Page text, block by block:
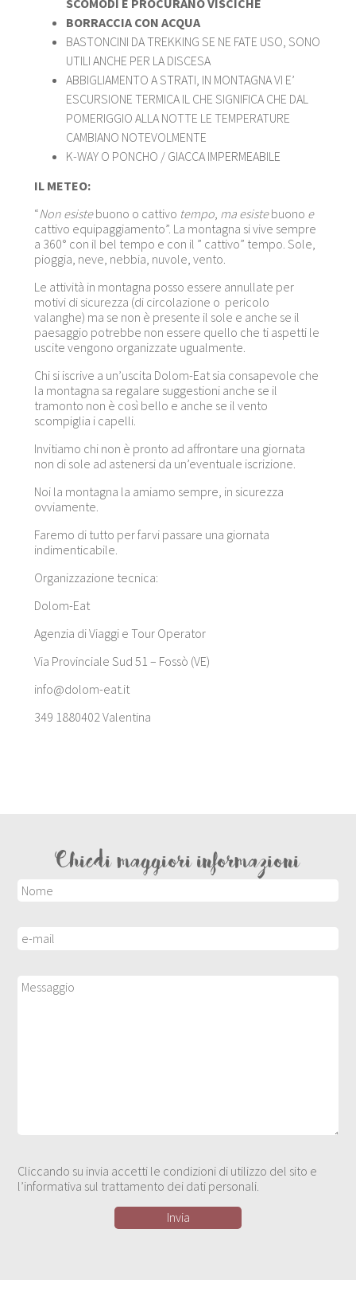
BORRACCIA CON ACQUA
BASTONCINI DA TREKKING SE NE FATE USO, SONO
UTILI ANCHE PER LA DISCESA
ABBIGLIAMENTO A STRATI, IN MONTAGNA VI E’
ESCURSIONE TERMICA IL CHE SIGNIFICA CHE DAL
POMERIGGIO ALLA NOTTE LE TEMPERATURE
CAMBIANO NOTEVOLMENTE
K-WAY O PONCHO / GIACCA IMPERMEABILE
IL METEO:
“Non esistebuono o cattivo tempo, ma esistebuono e
cattivo equipaggiamento”. La montagna si vive sempre
a 360° con il bel tempo e con il ” cattivo” tempo. Sole,
pioggia, neve, nebbia, nuvole, vento.
Le attività in montagna posso essere annullate per
motivi di sicurezza (di circolazione o pericolo
valanghe) ma se non è presente il sole e anche se il
paesaggio potrebbe non essere quello che ti aspetti le
uscite vengono organizzate ugualmente.
Chi si iscrive a un’uscita Dolom-Eat sia consapevole che
la montagna sa regalare suggestioni anche se il
tramonto non è così bello e anche se il vento
scompiglia i capelli.
Invitiamo chi non è pronto ad affrontare una giornata
non di sole ad astenersi da un’eventuale iscrizione.
Noi la montagna la amiamo sempre, in sicurezza
ovviamente.
Faremo di tutto per farvi passare una giornata
indimenticabile.
Organizzazione tecnica:
Dolom-Eat
Agenzia di Viaggi e Tour Operator
Via Provinciale Sud 51 – Fossò (VE)
info@dolom-eat.it
349 1880402 Valentina
Chiedi maggiori informazioni
Cliccando su invia accetti le condizioni di utilizzo del sito e
l’informativa sul trattamento dei dati personali.